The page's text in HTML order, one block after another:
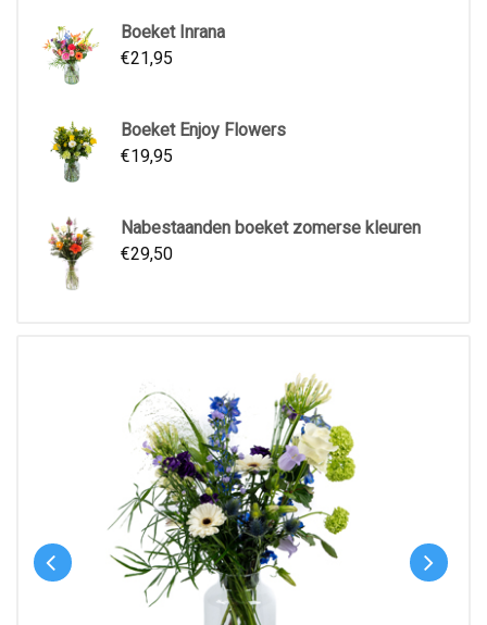
Boeket Inrana
€21,95
Boeket Enjoy Flowers
€19,95
Nabestaanden boeket zomerse kleuren
€29,50